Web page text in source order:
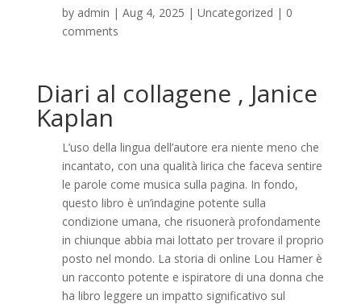
by admin | Aug 4, 2025 | Uncategorized | 0
comments
Diari al collagene , Janice
Kaplan
L’uso della lingua dell’autore era niente meno che
incantato, con una qualità lirica che faceva sentire
le parole come musica sulla pagina. In fondo,
questo libro è un’indagine potente sulla
condizione umana, che risuonerà profondamente
in chiunque abbia mai lottato per trovare il proprio
posto nel mondo. La storia di online Lou Hamer è
un racconto potente e ispiratore di una donna che
ha libro leggere un impatto significativo sul